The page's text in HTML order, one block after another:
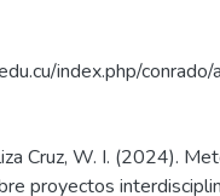
index.php/
Cruz, W. I. (2024).
proyectos